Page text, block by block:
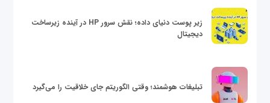
زیر پوست دنیای داده؛ نقش سرور HP در آینده زیرساخت
دیجیتال
تبلیغات هوشمند؛ وقتی الگوریتم جای خلاقیت را می‌گیرد